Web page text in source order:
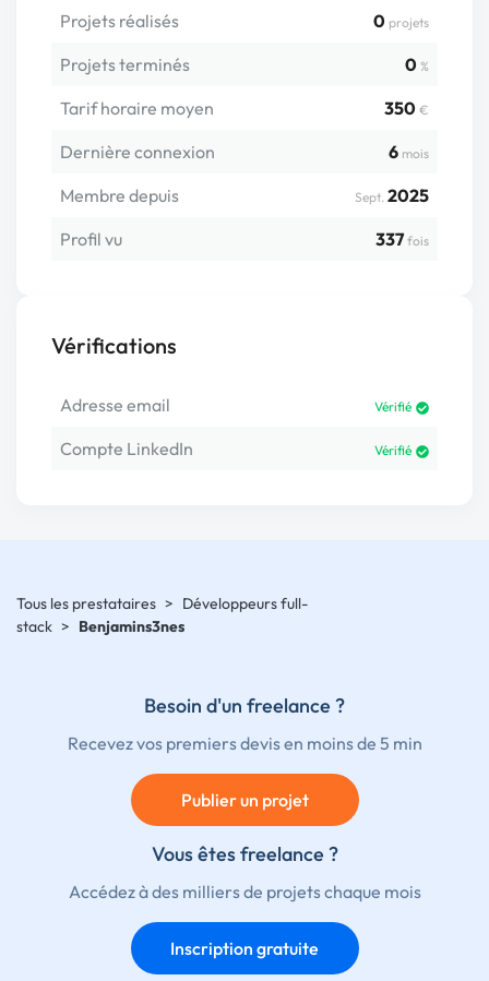
Projets réalisés 0 projets
Projets terminés 0 %
Tarif horaire moyen 350 €
Dernière connexion 6 mois
Membre depuis Sept. 2025
Profil vu
337 fois
Vérifications
Adresse email Vérifié
Compte LinkedIn Vérifié
Tous les prestataires > Développeurs full-
stack > Benjamins3nes
Besoin d'un freelance ?
Recevez vos premiers devis en moins de 5 min
Publier un projet
Vous êtes freelance ?
Accédez à des milliers de projets chaque mois
Inscription gratuite